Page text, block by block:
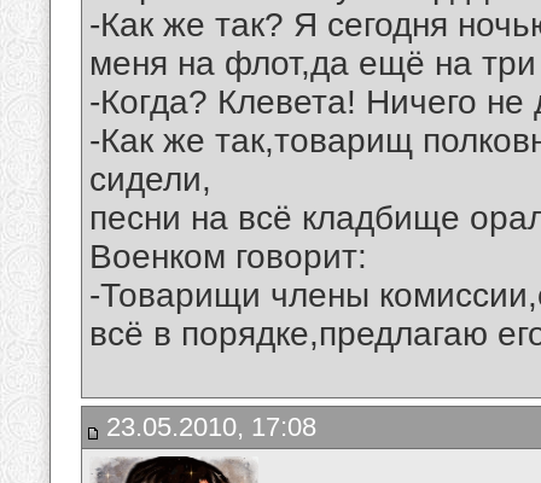
-Как же так? Я сегодня
меня на флот,да ещё на три
-Когда? Клевета! Ничего не
-Как же так,товарищ
сидели,
песни на всё кладбище
Военком говорит:
-Товарищи члены
всё в порядке,предлагаю
23.05.2010, 17:08